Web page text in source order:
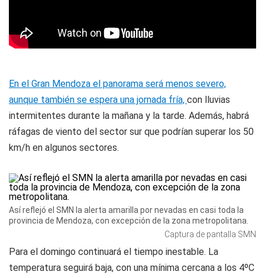
En el Gran Mendoza el panorama será menos severo,
aunque también se espera una jornada fría, con lluvias
intermitentes durante la mañana y la tarde. Además, habrá
ráfagas de viento del sector sur que podrían superar los 50
km/h en algunos sectores.
Así reflejó el SMN la alerta amarilla por nevadas en casi toda la
provincia de Mendoza, con excepción de la zona metropolitana.
Captura de pantalla SMN
Para el domingo continuará el tiempo inestable. La
temperatura seguirá baja, con una mínima cercana a los 4ºC